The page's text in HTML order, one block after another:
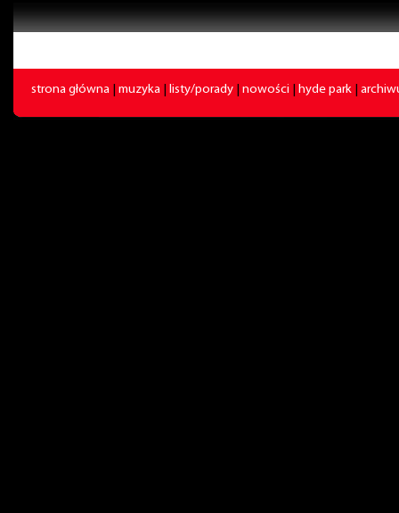
strona główna muzyka listy/porady nowości hyde park